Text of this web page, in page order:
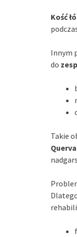
Kość
Innym
do
Takie